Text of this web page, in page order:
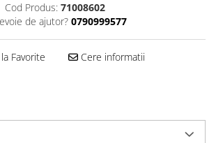
Cod Produs: 71008602
de ajutor? 0790999577
Favorite Cere informatii